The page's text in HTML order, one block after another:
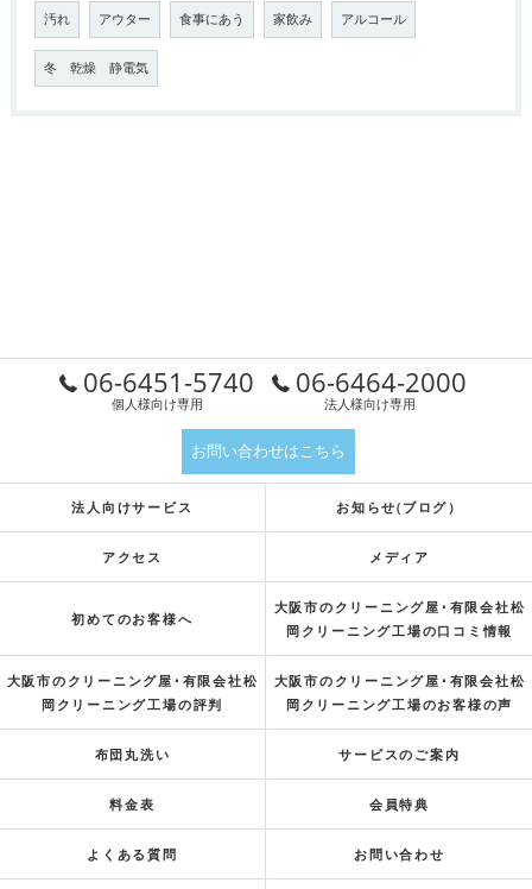
汚れ アウター 食事にあう 家飲み アルコール
冬 乾燥 静電気
06-6451-5740
個人様向け専用
06-6464-2000
法人様向け専用
お問い合わせはこちら
法人向けサービス お知らせ(ブログ）
アクセス メディア
初めてのお客様へ
大阪市のクリーニング屋･有限会社松
岡クリーニング工場の口コミ情報
大阪市のクリーニング屋･有限会社松
岡クリーニング工場の評判
大阪市のクリーニング屋･有限会社松
岡クリーニング工場のお客様の声
布団丸洗い サービスのご案内
料金表 会員特典
よくある質問 お問い合わせ